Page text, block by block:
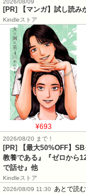
2026/08/09
[PR] 【マンガ】試し読み
Kindleストア
¥693
2026/08/20 まで！
[PR]
【最大50%OFF】
教養である』『ゼロから
で話せ』他
Kindleストア
2026/08/09 11:30
あとで読む